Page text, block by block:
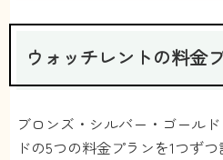
ウォッチレントの料金
ブロンズ・シルバー・ゴール
ドの5つの料金プランを1つずつ